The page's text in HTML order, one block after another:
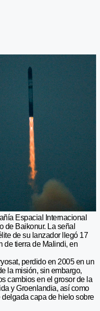
Espacial Internacional
de Baikonur. La señal
de su lanzador llegó 17
de tierra de Malindi, en
perdido en 2005 en un
la misión, sin embargo,
cambios en el grosor de la
y Groenlandia, así como
capa de hielo sobre